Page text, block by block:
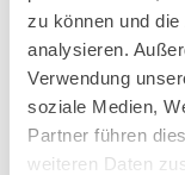
zu können und
analysieren.
Verwendung
soziale Medien,
Partner führen
weiteren Daten
seit 1930
gewerbliche…